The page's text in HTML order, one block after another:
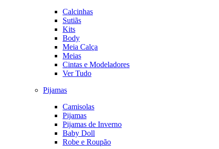
Calcinhas
Sutiãs
Kits
Body
Meia Calça
Meias
Cintas e Modeladores
Ver Tudo
Pijamas
Camisolas
Pijamas
Pijamas de Inverno
Baby Doll
Robe e Roupão